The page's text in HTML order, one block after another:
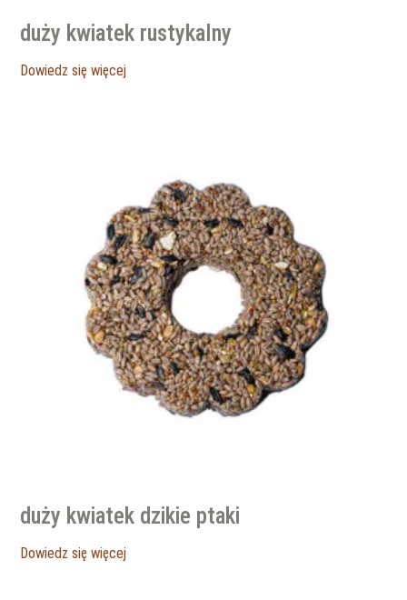
duży kwiatek rustykalny
Dowiedz się więcej
duży kwiatek dzikie ptaki
Dowiedz się więcej